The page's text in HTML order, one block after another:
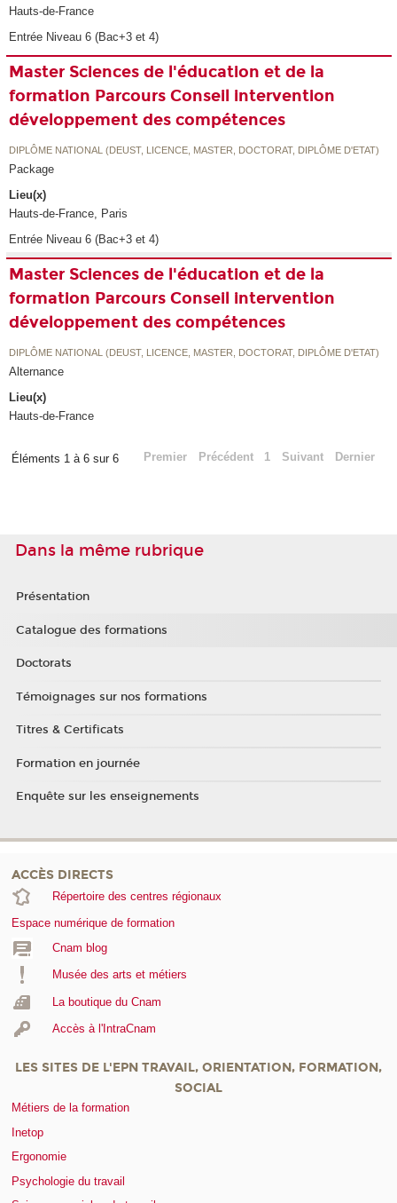
Hauts-de-France
Entrée Niveau 6 (Bac+3 et 4)
Master Sciences de l'éducation et de la
formation Parcours Conseil intervention
développement des compétences
DIPLÔME NATIONAL (DEUST, LICENCE, MASTER, DOCTORAT, DIPLÔME D'ETAT)
Package
Lieu(x)
Hauts-de-France, Paris
Entrée Niveau 6 (Bac+3 et 4)
Master Sciences de l'éducation et de la
formation Parcours Conseil intervention
développement des compétences
DIPLÔME NATIONAL (DEUST, LICENCE, MASTER, DOCTORAT, DIPLÔME D'ETAT)
Alternance
Lieu(x)
Hauts-de-France
Éléments 1 à 6 sur 6 Premier Précédent 1 Suivant Dernier
Dans la même rubrique
Présentation
Catalogue des formations
Doctorats
Témoignages sur nos formations
Titres & Certificats
Formation en journée
Enquête sur les enseignements
ACCÈS DIRECTS
Répertoire des centres régionaux
Espace numérique de formation
Cnam blog
Musée des arts et métiers
La boutique du Cnam
Accès à l'IntraCnam
LES SITES DE L'EPN TRAVAIL, ORIENTATION, FORMATION,
SOCIAL
Métiers de la formation
Inetop
Ergonomie
Psychologie du travail